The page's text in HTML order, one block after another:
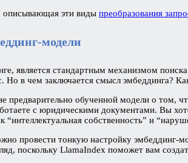
описывающая эти виды преобразования
модели
является стандартным механизмом
Но в чем заключается смысл эмбеддинга?
предварительно обученной модели о том,
с юридическими документами. Вы
“интеллектуальная собственность” и
провести тонкую настройку эмбеддинг-
поскольку LlamaIndex поможет вам